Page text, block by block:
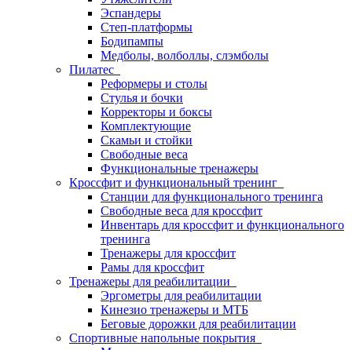
Эспандеры
Степ-платформы
Бодипампы
Медболы, волболлы, слэмболы
Пилатес
Реформеры и столы
Стулья и бочки
Корректоры и боксы
Комплектующие
Скамьи и стойки
Свободные веса
Функциональные тренажеры
Кроссфит и функциональный тренинг
Станции для функционального тренинга
Свободные веса для кроссфит
Инвентарь для кроссфит и функционального
тренинга
Тренажеры для кроссфит
Рамы для кроссфит
Тренажеры для реабилитации
Эргометры для реабилитации
Кинезио тренажеры и МТБ
Беговые дорожки для реабилитации
Спортивные напольные покрытия